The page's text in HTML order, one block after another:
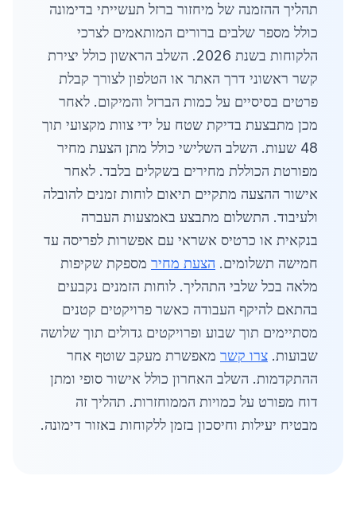
תהליך ההזמנה של מיחזור ברזל תעשייתי בדימונה
כולל מספר שלבים ברורים המותאמים לצרכי
הלקוחות בשנת 2026. השלב הראשון כולל יצירת
קשר ראשוני דרך האתר או הטלפון לצורך קבלת
פרטים בסיסיים על כמות הברזל והמיקום. לאחר
מכן מתבצעת בדיקת שטח על ידי צוות מקצועי תוך
48 שעות. השלב השלישי כולל מתן הצעת מחיר
מפורטת הכוללת מחירים בשקלים בלבד. לאחר
אישור ההצעה מתקיים תיאום לוחות זמנים להובלה
ולעיבוד. התשלום מתבצע באמצעות העברה
בנקאית או כרטיס אשראי עם אפשרות לפריסה עד
חמישה תשלומים. הצעת מחיר מספקת שקיפות
מלאה בכל שלבי התהליך. לוחות הזמנים נקבעים
בהתאם להיקף העבודה כאשר פרויקטים קטנים
מסתיימים תוך שבוע ופרויקטים גדולים תוך שלושה
שבועות. צרו קשר מאפשרת מעקב שוטף אחר
ההתקדמות. השלב האחרון כולל אישור סופי ומתן
דוח מפורט על כמויות הממוחזרות. תהליך זה
מבטיח יעילות וחיסכון בזמן ללקוחות באזור דימונה.